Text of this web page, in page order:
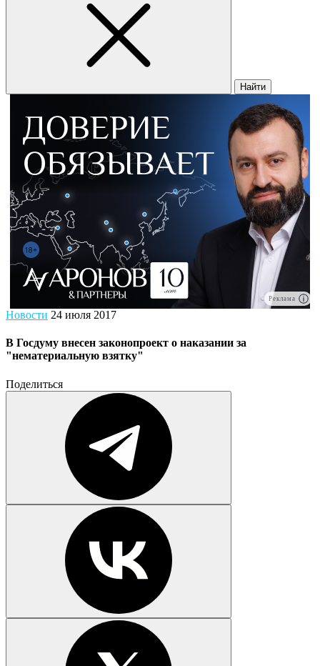
Найти
Реклама
Новости 24 июля 2017
В Госдуму внесен законопроект о наказании за
"нематериальную взятку"
Поделиться